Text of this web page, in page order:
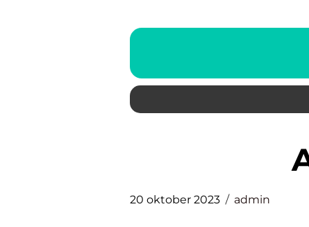
20 oktober 2023 admin